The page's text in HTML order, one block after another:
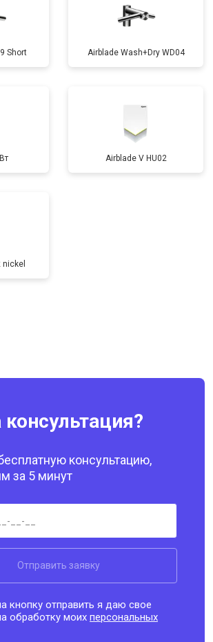
Short Airblade Wash+Dry WD04
Airblade V HU02
nickel
консультацию,
за 5 минут
Отправить заявку
кнопку отправить я даю свое
обработку моихперсональных